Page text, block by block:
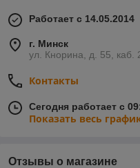
Работает с 14.05.2014
г. Минск
ул. Кнорина, д. 55, каб.
Контакты
Сегодня работает с
Показать весь
Отзывы о магазине